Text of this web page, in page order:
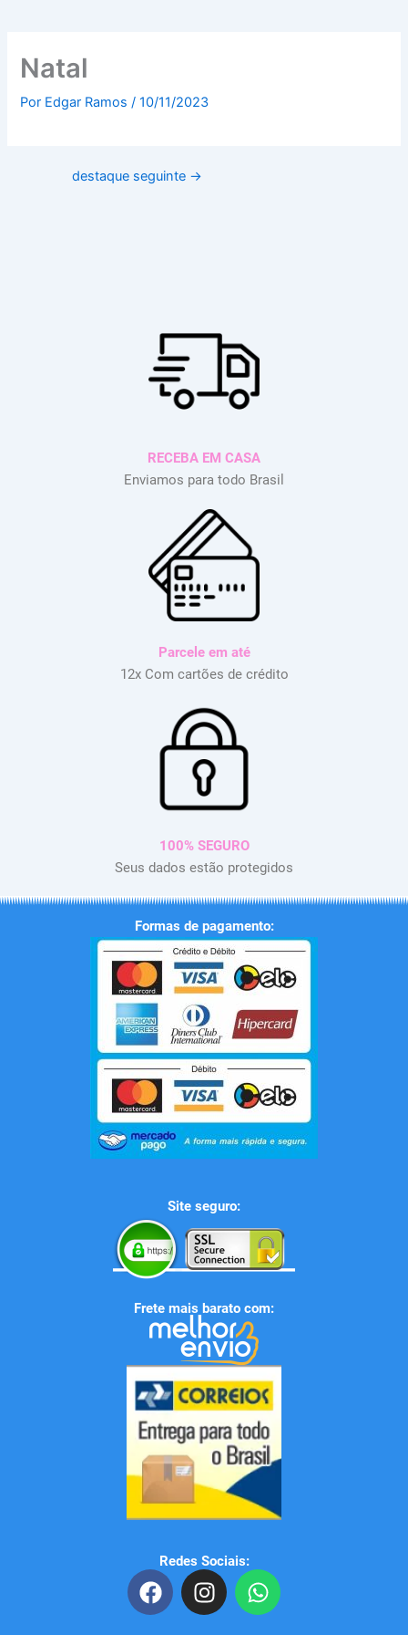
Natal
Por Edgar Ramos/10/11/2023
destaque seguinte →
RECEBA EM CASA
Enviamos para todo Brasil
Parcele em até
12x Com cartões de crédito
100% SEGURO
Seus dados estão protegidos
Formas de pagamento:
Site seguro:
Frete mais barato com:
Redes Sociais:
F
a
I
n
W
h